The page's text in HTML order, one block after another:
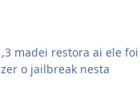
madei restora ai ele foi
o jailbreak nesta